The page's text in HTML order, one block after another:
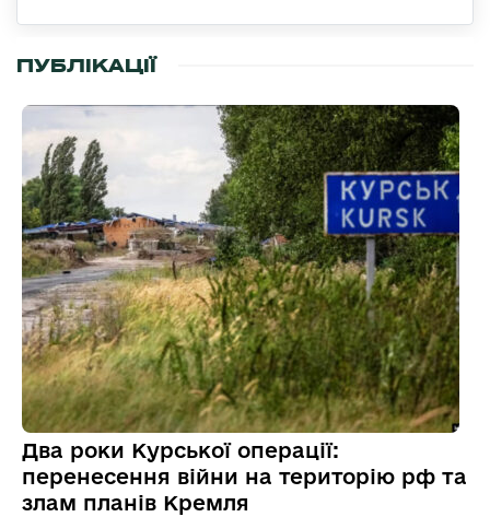
ПУБЛІКАЦІЇ
Два роки Курської операції:
перенесення війни на територію рф та
злам планів Кремля